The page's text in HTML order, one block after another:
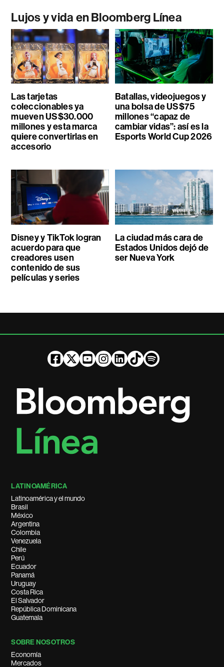
Lujos y vida en Bloomberg Línea
Las tarjetas
coleccionables ya
mueven US$30.000
millones y esta marca
quiere convertirlas en
accesorio
Batallas, videojuegos y
una bolsa de US$75
millones “capaz de
cambiar vidas”: así es la
Esports World Cup 2026
Disney y TikTok logran
acuerdo para que
creadores usen
contenido de sus
películas y series
La ciudad más cara de
Estados Unidos dejó de
ser Nueva York
LATINOAMÉRICA
Latinoamérica y el mundo
Brasil
México
Argentina
Colombia
Venezuela
Chile
Perú
Ecuador
Panamá
Uruguay
Costa Rica
El Salvador
República Dominicana
Guatemala
SOBRE NOSOTROS
Economía
Mercados